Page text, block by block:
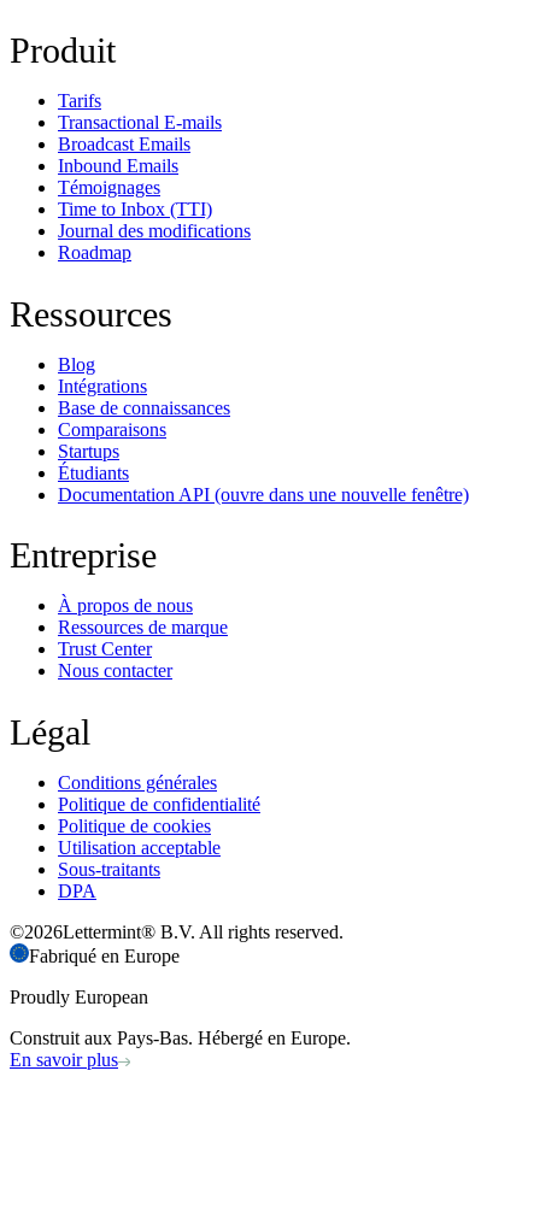
Produit
Tarifs
Transactional E-mails
Broadcast Emails
Inbound Emails
Témoignages
Time to Inbox (TTI)
Journal des modifications
Roadmap
Ressources
Blog
Intégrations
Base de connaissances
Comparaisons
Startups
Étudiants
Documentation API (ouvre dans une nouvelle fenêtre)
Entreprise
À propos de nous
Ressources de marque
Trust Center
Nous contacter
Légal
Conditions générales
Politique de confidentialité
Politique de cookies
Utilisation acceptable
Sous-traitants
DPA
©2026Lettermint® B.V. All rights reserved.
Fabriqué en Europe
Proudly European
Construit aux Pays-Bas. Hébergé en Europe.
En savoir plus